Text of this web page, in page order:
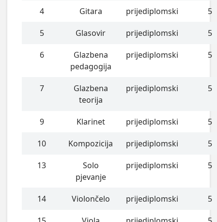
4 Gitara prijediplomski 5
5 Glasovir prijediplomski 5
6
Glazbena
pedagogija
prijediplomski 5
7
Glazbena
teorija
prijediplomski 5
9 Klarinet prijediplomski 5
10 Kompozicija prijediplomski 5
13
Solo
pjevanje
prijediplomski 5
14 Violončelo prijediplomski 5